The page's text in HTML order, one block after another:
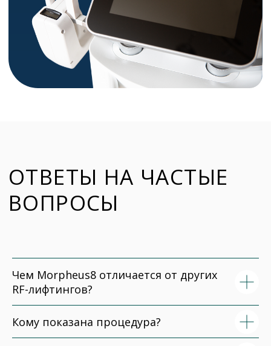
Чем Morpheus8 отличается от других
RF-лифтингов?
Кому показана процедура?